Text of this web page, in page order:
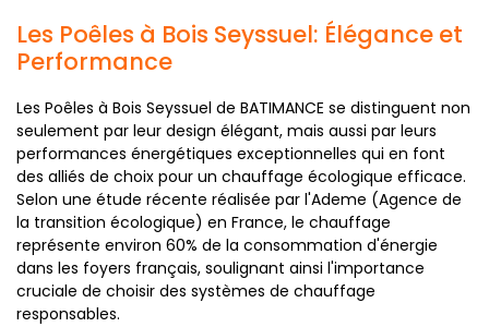
Les Poêles à Bois Seyssuel: Élégance et
Performance
Les Poêles à Bois Seyssuel de BATIMANCE se distinguent non
seulement par leur design élégant, mais aussi par leurs
performances énergétiques exceptionnelles qui en font
des alliés de choix pour un chauffage écologique efficace.
Selon une étude récente réalisée par l'Ademe (Agence de
la transition écologique) en France, le chauffage
représente environ 60% de la consommation d'énergie
dans les foyers français, soulignant ainsi l'importance
cruciale de choisir des systèmes de chauffage
responsables.